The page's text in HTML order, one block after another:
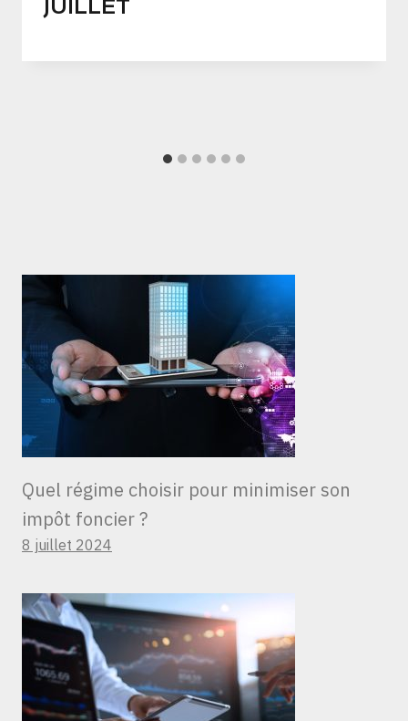
JUILLET
Quel régime choisir pour minimiser son
impôt foncier ?
8 juillet 2024